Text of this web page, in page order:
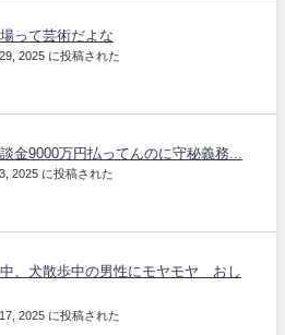
って芸術だよな
2025 に投稿された
金9000万円払ってんのに守秘義務...
2025 に投稿された
、犬散歩中の男性にモヤモヤ おし
2025 に投稿された